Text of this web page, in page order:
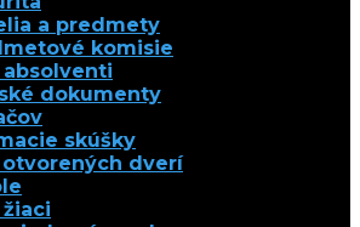
a predmety
komisie
absolventi
dokumenty
skúšky
otvorených dverí
žiaci